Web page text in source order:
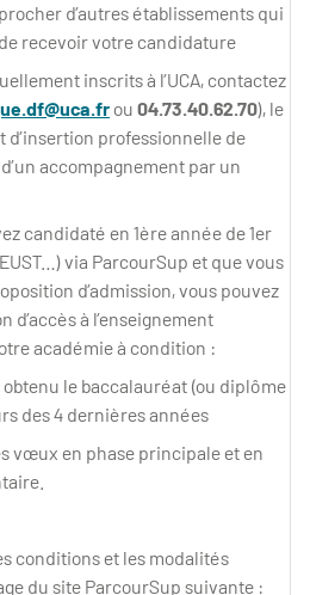
d’autres établissements qui
recevoir votre candidature
inscrits à l’UCA, contactez
ou 04.73.40.62.70), le
d’insertion professionnelle de
accompagnement par un
candidaté en 1ère année de 1er
via ParcourSup et que vous
d’admission, vous pouvez
d’accès à l’enseignement
académie à condition :
obtenu le baccalauréat (ou diplôme
des 4 dernières années
vœux en phase principale et en
conditions et les modalités
du site ParcourSup suivante :